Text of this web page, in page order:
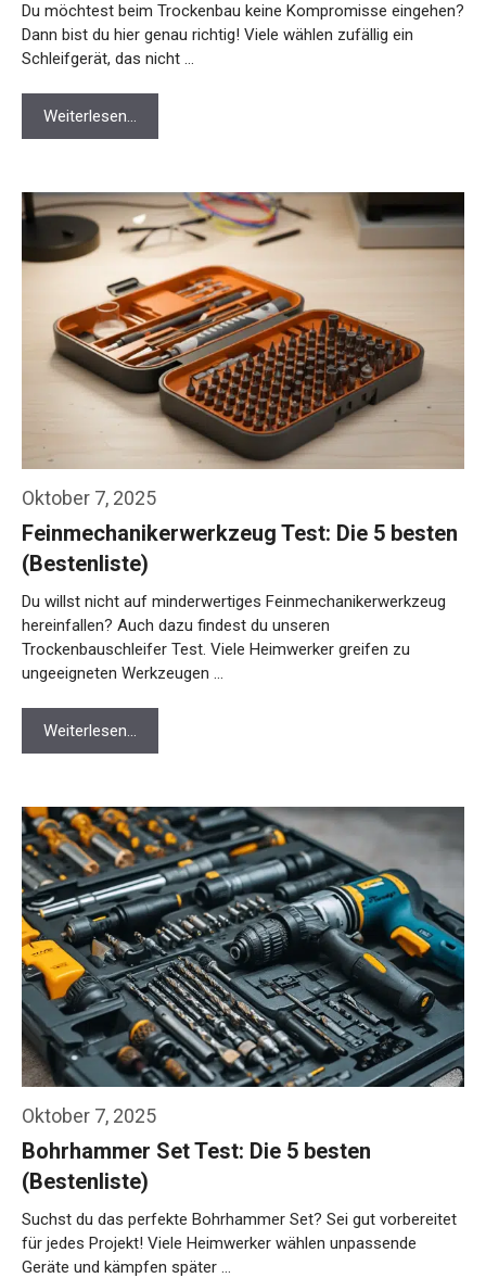
Du möchtest beim Trockenbau keine Kompromisse eingehen?
Dann bist du hier genau richtig! Viele wählen zufällig ein
Schleifgerät, das nicht …
Weiterlesen…
Oktober 7, 2025
Feinmechanikerwerkzeug Test: Die 5 besten
(Bestenliste)
Du willst nicht auf minderwertiges Feinmechanikerwerkzeug
hereinfallen? Auch dazu findest du unseren
Trockenbauschleifer Test. Viele Heimwerker greifen zu
ungeeigneten Werkzeugen …
Weiterlesen…
Oktober 7, 2025
Bohrhammer Set Test: Die 5 besten
(Bestenliste)
Suchst du das perfekte Bohrhammer Set? Sei gut vorbereitet
für jedes Projekt! Viele Heimwerker wählen unpassende
Geräte und kämpfen später …